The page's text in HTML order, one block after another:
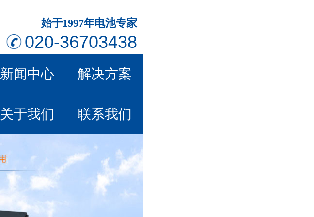
始于1997年电池专家
020-36703438
新闻中心 解决方案
关于我们 联系我们